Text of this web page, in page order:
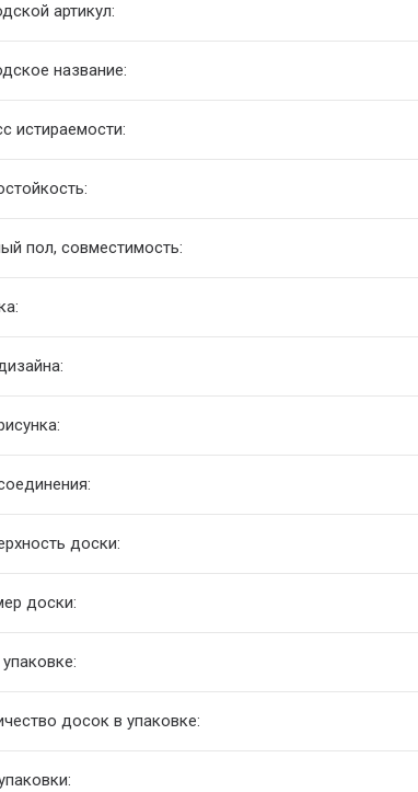
артикул:
название:
истираемости:
пол, совместимость:
доски:
доски:
досок в упаковке: